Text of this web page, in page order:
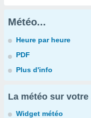
Météo...
Heure par heure
PDF
Plus d'info
La météo sur votre
Widget météo